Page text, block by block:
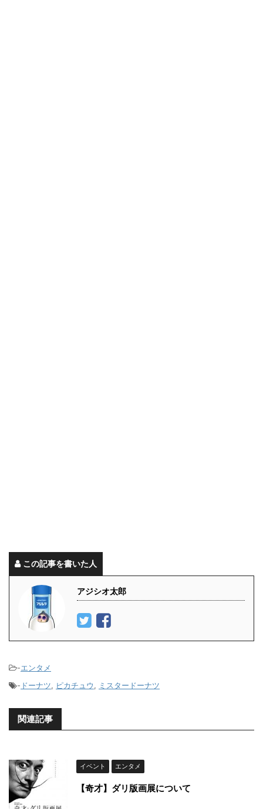
この記事を書いた人
アジシオ太郎
-エンタメ
- ドーナツ, ピカチュウ, ミスタードーナツ
関連記事
イベント エンタメ
【奇才】ダリ版画展について